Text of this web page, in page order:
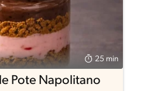
25 min
Pote Napolitano